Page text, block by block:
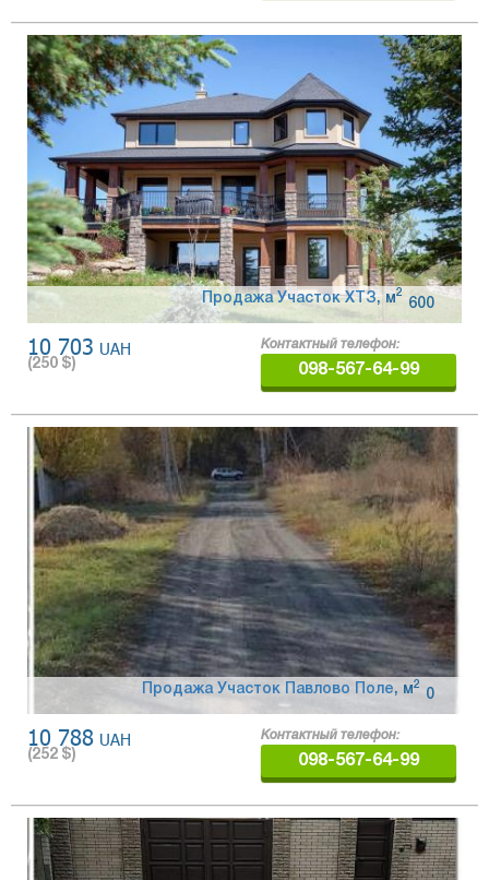
Продажа Участок ХТЗ, 600
м2
10 703 UAH
(250 $)
Контактный телефон:
098-567-64-99
Продажа Участок Павлово Поле, 0
м 2
10 788 UAH
(252 $)
Контактный телефон:
098-567-64-99